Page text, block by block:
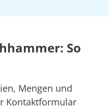
So
Mengen und
Kontaktformular